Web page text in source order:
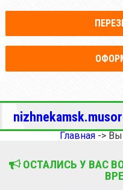
Главная ->
ОСТАЛИСЬ У ВАС